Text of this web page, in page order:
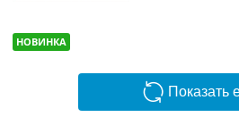
НОВИНКА
Показать